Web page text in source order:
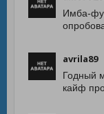
Имба-
avrila89
Годный
кайф